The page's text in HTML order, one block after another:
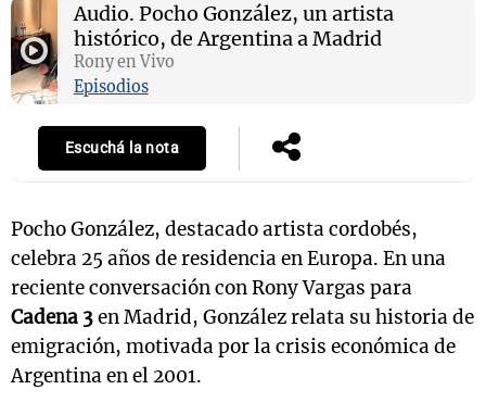
Audio. Pocho González, un artista
histórico, de Argentina a Madrid
Rony en Vivo
Episodios
Escuchá la nota
Pocho González, destacado artista cordobés,
celebra 25 años de residencia en Europa. En una
reciente conversación con Rony Vargas para
Cadena 3en Madrid, González relata su historia de
emigración, motivada por la crisis económica de
Argentina en el 2001.
Mundial 2026
La Sole en
Cadena 3